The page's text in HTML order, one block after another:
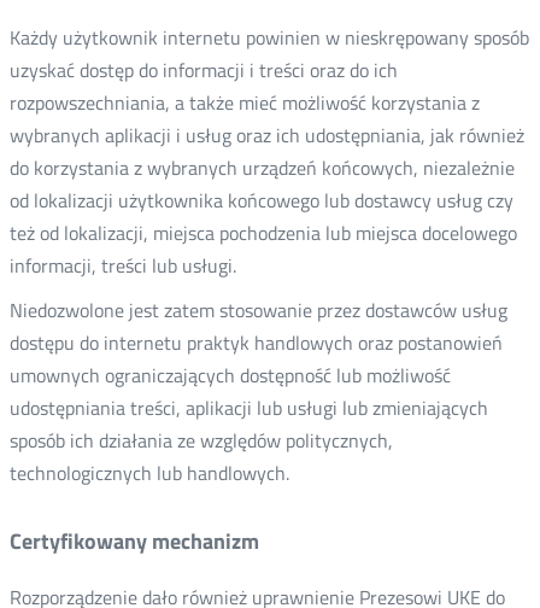
Każdy użytkownik internetu powinien w nieskrępowany sposób
uzyskać dostęp do informacji i treści oraz do ich
rozpowszechniania, a także mieć możliwość korzystania z
wybranych aplikacji i usług oraz ich udostępniania, jak również
do korzystania z wybranych urządzeń końcowych, niezależnie
od lokalizacji użytkownika końcowego lub dostawcy usług czy
też od lokalizacji, miejsca pochodzenia lub miejsca docelowego
informacji, treści lub usługi.
Niedozwolone jest zatem stosowanie przez dostawców usług
dostępu do internetu praktyk handlowych oraz postanowień
umownych ograniczających dostępność lub możliwość
udostępniania treści, aplikacji lub usługi lub zmieniających
sposób ich działania ze względów politycznych,
technologicznych lub handlowych.
Certyfikowany mechanizm
Rozporządzenie dało również uprawnienie Prezesowi UKE do